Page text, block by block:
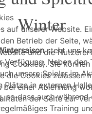
Winter
steht uns
Verfügung. Neben den
unsere Spieler im
Plätze in externen
so dass auch während
Training
auf unserer Website.
Betrieb der Seite,
und die
Cookies). Sie
die Cookies zulassen
bei einer Ablehnung
der Seite zur